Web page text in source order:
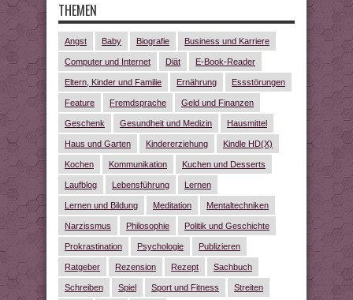
THEMEN
Angst Baby Biografie Business und Karriere
Computer und Internet Diät E-Book-Reader
Eltern, Kinder und Familie Ernährung Essstörungen
Feature Fremdsprache Geld und Finanzen
Geschenk Gesundheit und Medizin Hausmittel
Haus und Garten Kindererziehung Kindle HD(X)
Kochen Kommunikation Kuchen und Desserts
Laufblog Lebensführung Lernen
Lernen und Bildung Meditation Mentaltechniken
Narzissmus Philosophie Politik und Geschichte
Prokrastination Psychologie Publizieren
Ratgeber Rezension Rezept Sachbuch
Schreiben Spiel Sport und Fitness Streiten